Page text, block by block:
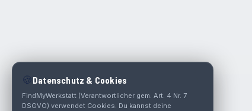
🍪 Datenschutz & Cookies
FindMyWerkstatt (Verantwortlicher gem. Art. 4 Nr. 7
DSGVO) verwendet Cookies. Du kannst deine